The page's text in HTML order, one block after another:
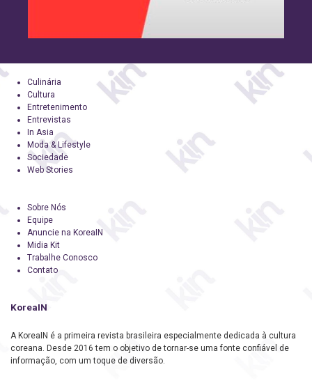
Culinária
Cultura
Entretenimento
Entrevistas
In Asia
Moda & Lifestyle
Sociedade
Web Stories
Sobre Nós
Equipe
Anuncie na KoreaIN
Midia Kit
Trabalhe Conosco
Contato
KoreaIN
A KoreaIN é a primeira revista brasileira especialmente dedicada à cultura
coreana. Desde 2016 tem o objetivo de tornar-se uma fonte confiável de
informação, com um toque de diversão.